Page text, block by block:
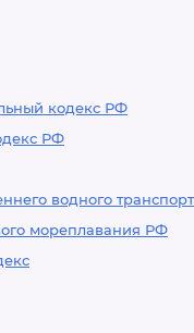
кодекс РФ
РФ
водного
мореплавания РФ